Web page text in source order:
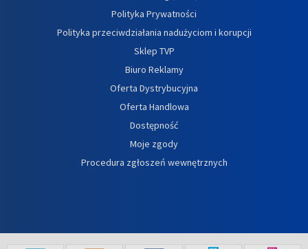
Polityka Prywatności
Polityka przeciwdziałania nadużyciom i korupcji
Sklep TVP
Biuro Reklamy
Oferta Dystrybucyjna
Oferta Handlowa
Dostępność
Moje zgody
Procedura zgłoszeń wewnętrznych